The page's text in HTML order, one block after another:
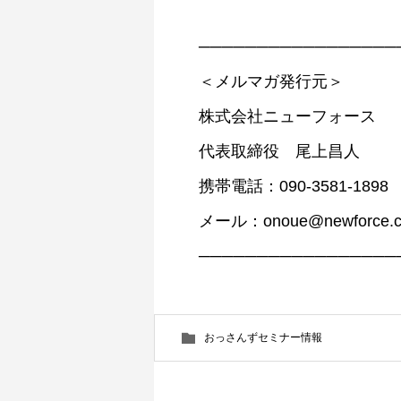
＜メルマガ発行元＞
株式会社ニューフォース
代表取締役 尾上昌人
携帯電話：090-3581-1898
メール：
おっさんずセミナー情報